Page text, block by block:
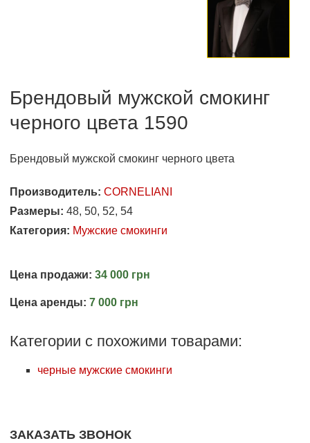
Брендовый мужской смокинг
черного цвета 1590
Брендовый мужской смокинг черного цвета
Производитель: CORNELIANI
Размеры: 48, 50, 52, 54
Категория: Мужские смокинги
Цена продажи: 34 000 грн
Цена аренды: 7 000 грн
Категории с похожими товарами:
черные мужские смокинги
ЗАКАЗАТЬ ЗВОНОК